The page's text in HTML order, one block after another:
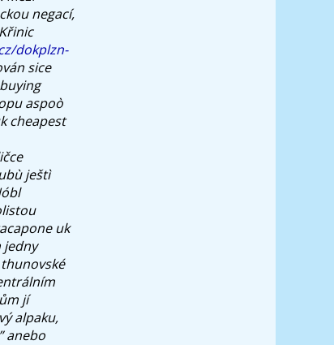
negací,
dokplzn-
sice
aspoò
cheapest
ještì
uk
jedny
jí
alpaku,
anebo